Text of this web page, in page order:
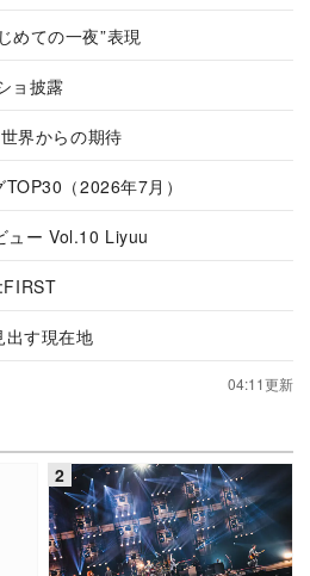
めての一夜”表現
ョ披露
界からの期待
（2026年7月）
ュー Vol.10 Liyuu
出す現在地
04:11更新